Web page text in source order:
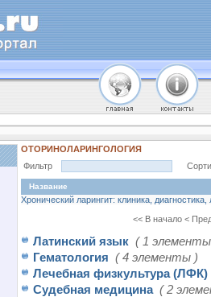
ОТОРИНОЛАРИНГОЛОГИЯ
Фильтр
Название
Хронический ларингит: клиника, диагностика,
<< В начало <
Латинский язык ( 1
Гематология ( 4 элементы )
Лечебная физкультура (ЛФК)
Судебная медицина ( 2